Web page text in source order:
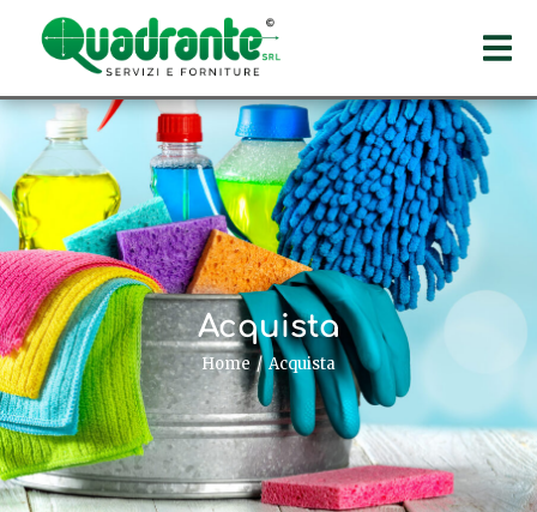
Acquista
Tu sei qui: Home Acquista